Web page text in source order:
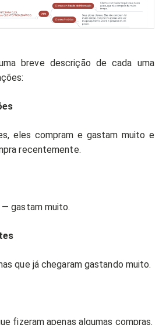
breve descrição de cada uma
eles compram e gastam muito e
recentemente.
gastam muito.
que já chegaram gastando muito.
fizeram apenas algumas compras.